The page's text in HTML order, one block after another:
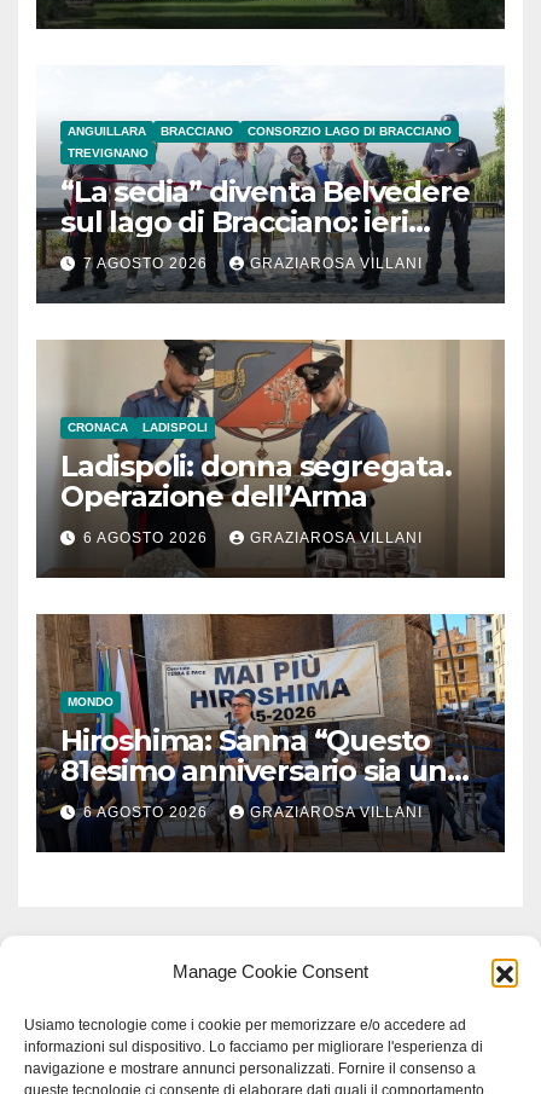
Manage Cookie Consent
Usiamo tecnologie come i cookie per memorizzare e/o accedere ad
informazioni sul dispositivo. Lo facciamo per migliorare l'esperienza di
navigazione e mostrare annunci personalizzati. Fornire il consenso a
queste tecnologie ci consente di elaborare dati quali il comportamento
ANGUILLARA BRACCIANO
CONSORZIO LAGO DI BRACCIANO
TREVIGNANO
“La sedia” diventa Belvedere
sul lago di Bracciano: ieri
l’inaugurazione
7 AGOSTO 2026 GRAZIAROSA VILLANI
CRONACA LADISPOLI
Ladispoli: donna segregata.
Operazione dell’Arma
6 AGOSTO 2026 GRAZIAROSA VILLANI
MONDO
Hiroshima: Sanna “Questo
81esimo anniversario sia un
monito per tutti”
6 AGOSTO 2026 GRAZIAROSA VILLANI